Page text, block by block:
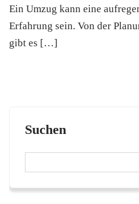
Ein Umzug kann eine
Erfahrung sein. Von der
gibt es […]
Suchen